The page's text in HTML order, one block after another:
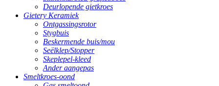
Deurlopende gietkroes
Gietery Keramiek
Ontgassingsrotor
Stygbuis
Beskermende buis/mou
Seëlklep/Stopper
Skeplepel-kleed
Ander aangepas
Smeltkroes-oond